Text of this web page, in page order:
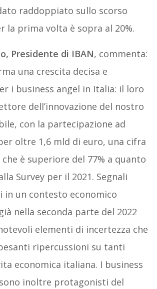
raddoppiato sullo scorso
la prima volta è sopra al 20%.
Presidente di IBAN, commenta:
una crescita decisa e
i business angel in Italia: il loro
dell’innovazione del nostro
con la partecipazione ad
oltre 1,6 mld di euro, una cifra
è superiore del 77% a quanto
Survey per il 2021. Segnali
in un contesto economico
nella seconda parte del 2022
elementi di incertezza che
ripercussioni su tanti
economica italiana. I business
inoltre protagonisti del